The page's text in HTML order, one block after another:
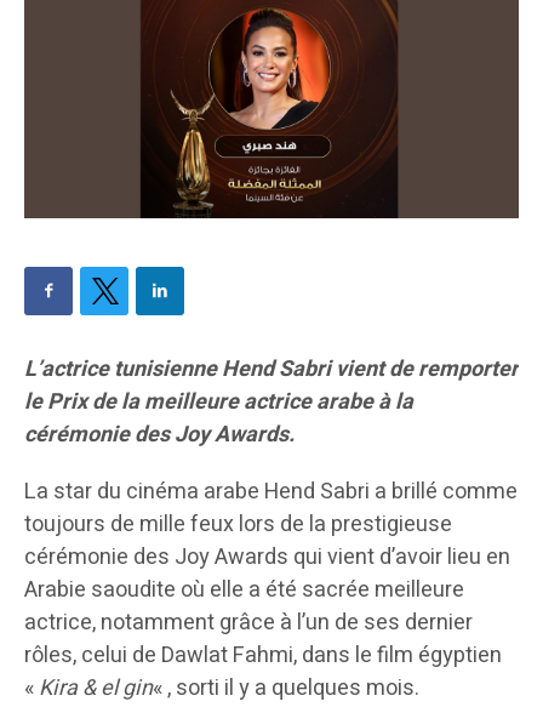
L’actrice tunisienne Hend Sabri vient de remporter
le Prix de la meilleure actrice arabe à la
cérémonie des Joy Awards.
La star du cinéma arabe Hend Sabri a brillé comme
toujours de mille feux lors de la prestigieuse
cérémonie des Joy Awards qui vient d’avoir lieu en
Arabie saoudite où elle a été sacrée meilleure
actrice, notamment grâce à l’un de ses dernier
rôles, celui de Dawlat Fahmi, dans le film égyptien
«Kira & el gin« , sorti il y a quelques mois.